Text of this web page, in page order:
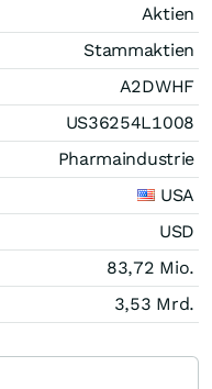
Aktien
Stammaktien
A2DWHF
US36254L1008
Pharmaindustrie
USA
USD
83,72 Mio.
3,53 Mrd.